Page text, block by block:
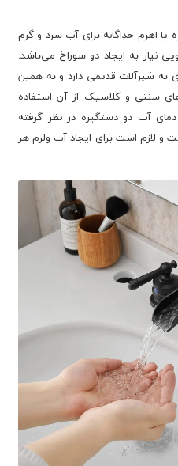
یا اهرم جداگانه برای آب سرد و گرم
نیاز به ایجاد دو سوراخ می‌باشد.
شیرآلات قدیمی دارد و به همین
سنتی و کلاسیک از آن استفاده
آب دو دستگیره در نظر گرفته
است برای ایجاد آب ولرم هر